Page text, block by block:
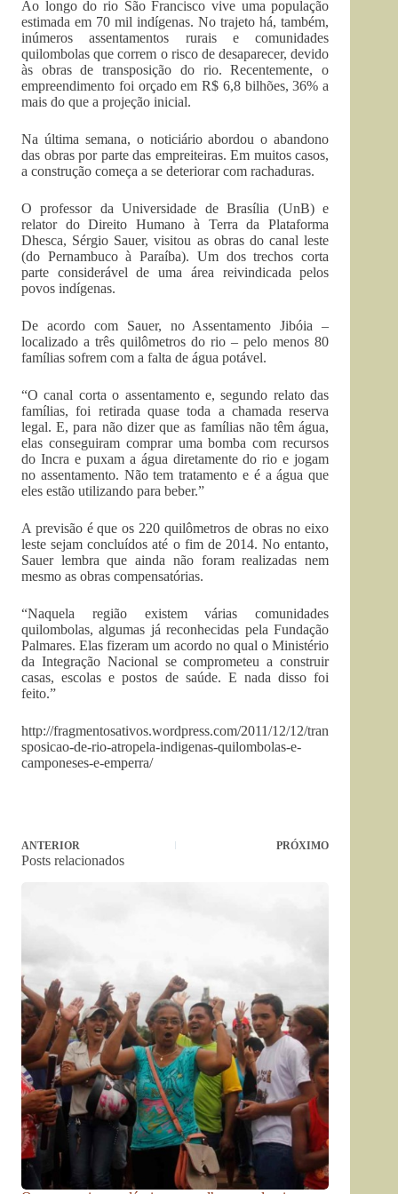
Ao longo do rio São Francisco vive uma população
estimada em 70 mil indígenas. No trajeto há, também,
inúmeros assentamentos rurais e comunidades
quilombolas que correm o risco de desaparecer, devido
às obras de transposição do rio. Recentemente, o
empreendimento foi orçado em R$ 6,8 bilhões, 36% a
mais do que a projeção inicial.
Na última semana, o noticiário abordou o abandono
das obras por parte das empreiteiras. Em muitos casos,
a construção começa a se deteriorar com rachaduras.
O professor da Universidade de Brasília (UnB) e
relator do Direito Humano à Terra da Plataforma
Dhesca, Sérgio Sauer, visitou as obras do canal leste
(do Pernambuco à Paraíba). Um dos trechos corta
parte considerável de uma área reivindicada pelos
povos indígenas.
De acordo com Sauer, no Assentamento Jibóia –
localizado a três quilômetros do rio – pelo menos 80
famílias sofrem com a falta de água potável.
“O canal corta o assentamento e, segundo relato das
famílias, foi retirada quase toda a chamada reserva
legal. E, para não dizer que as famílias não têm água,
elas conseguiram comprar uma bomba com recursos
do Incra e puxam a água diretamente do rio e jogam
no assentamento. Não tem tratamento e é a água que
eles estão utilizando para beber.”
A previsão é que os 220 quilômetros de obras no eixo
leste sejam concluídos até o fim de 2014. No entanto,
Sauer lembra que ainda não foram realizadas nem
mesmo as obras compensatórias.
“Naquela região existem várias comunidades
quilombolas, algumas já reconhecidas pela Fundação
Palmares. Elas fizeram um acordo no qual o Ministério
da Integração Nacional se comprometeu a construir
casas, escolas e postos de saúde. E nada disso foi
feito.”
http://fragmentosativos.wordpress.com/2011/12/12/tran
sposicao-de-rio-atropela-indigenas-quilombolas-e-
camponeses-e-emperra/
ANTERIOR PRÓXIMO
Posts relacionados